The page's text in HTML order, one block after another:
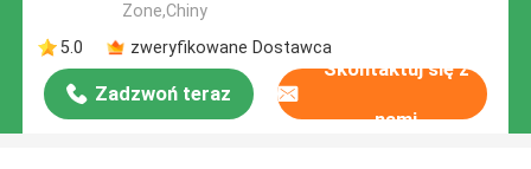
Zone,Chiny
5.0
zweryfikowane Dostawca
Zadzwoń teraz
Skontaktuj się z
nami